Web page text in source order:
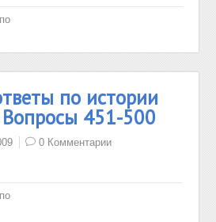
по истории
Вопросы 451-500
0 Комментарии